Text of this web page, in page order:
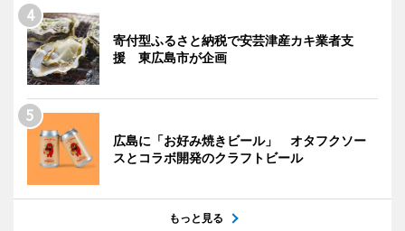
寄付型ふるさと納税で安芸津産カキ業者支
援 東広島市が企画
広島に「お好み焼きビール」 オタフクソー
スとコラボ開発のクラフトビール
もっと見る